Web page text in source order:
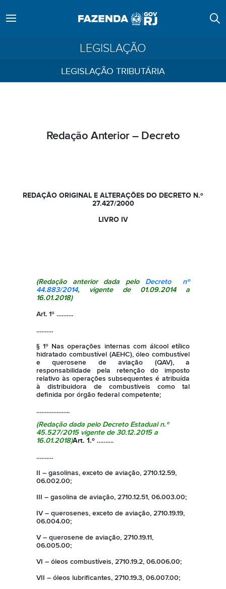
LEGISLAÇÃO
LEGISLAÇÃO TRIBUTÁRIA
Redação Anterior – Decreto
REDAÇÃO ORIGINAL E ALTERAÇÕES DO DECRETO N.º
27.427/2000
LIVRO IV
(Redação anterior dada pelo Decreto nº
44.883/2014, vigente de 01.09.2014 a
16.01.2018)
Art. 1º ……….
……….
§ 1º Nas operações internas com álcool etílico
hidratado combustível (AEHC), óleo combustível
e querosene de aviação (QAV), a
responsabilidade pela retenção do imposto
relativo às operações subsequentes é atribuída
à distribuidora de combustíveis como tal
definida por órgão federal competente;
………………..
(Redação dada pelo Decreto Estadual n.º
45.527/2015 vigente de 30.12.2015 a
16.01.2018)Art. 1.º ……….
……….
II – gasolinas, exceto de aviação, 2710.12.59,
06.002.00;
III – gasolina de aviação, 2710.12.51, 06.003.00;
IV – querosenes, exceto de aviação, 2710.19.19,
06.004.00;
V – querosene de aviação, 2710.19.11,
06.005.00;
VI – óleos combustíveis, 2710.19.2, 06.006.00;
VII – óleos lubrificantes, 2710.19.3, 06.007.00;